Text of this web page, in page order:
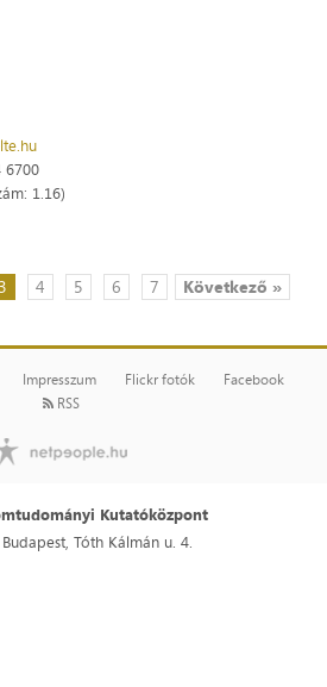
6700
1.16)
3 4 5 6 7 Következő »
Impresszum Flickr fotók
Facebook
RSS
Kutatóközpont
Tóth Kálmán u. 4.